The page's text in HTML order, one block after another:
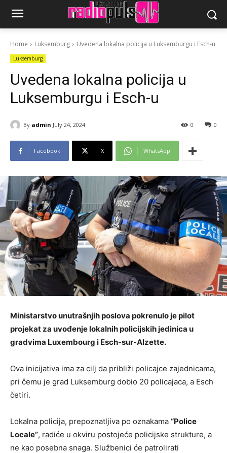
Home Luksemburg Uvedena lokalna policija u Luksemburgu i Esch-u
Luksemburg
Uvedena lokalna policija u
Luksemburgu i Esch-u
By admin July 24, 2024 0
0
Facebook X WhatsApp
Ministarstvo unutrašnjih poslova pokrenulo je pilot
projekat za uvođenje lokalnih policijskih jedinica u
gradvima Luxembourg i Esch-sur-Alzette.
Ova inicijativa ima za cilj da približi policajce zajednicama,
pri čemu je grad Luksemburg dobio 20 policajaca, a Esch
četiri.
Lokalna policija, prepoznatljiva po oznakama “Police
Locale”, radiće u okviru postojeće policijske strukture, a
ne kao posebna snaga. Službenici će patrolirati